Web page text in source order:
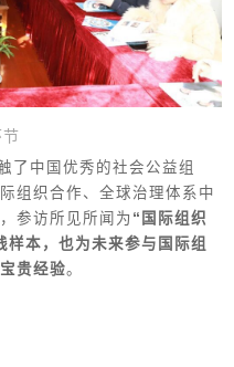
了中国优秀的社会公益组
组织合作、全球治理体系中
参访所见所闻为 “国际组织
本，也为未来参与国际组
贵经验。